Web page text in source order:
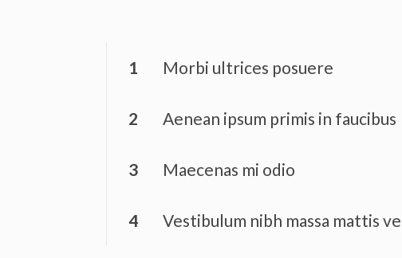
1 Morbi ultrices posuere
2 Aenean ipsum primis in faucibus
3 Maecenas mi odio
4 Vestibulum nibh massa mattis